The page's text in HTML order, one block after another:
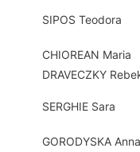
SIPOS Teodora
CHIOREAN Maria
DRAVECZKY
SERGHIE Sara
GORODYSKA Anna